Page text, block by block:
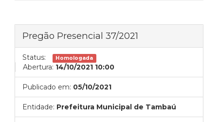
Pregão Presencial 37/2021
Status: Homologada
Abertura: 14/10/2021 10:00
Publicado em: 05/10/2021
Entidade: Prefeitura Municipal de Tambaú